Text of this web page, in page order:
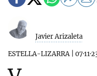
Javier Arizaleta
ESTELLA-LIZARRA|